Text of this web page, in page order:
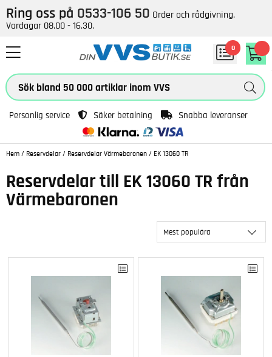
Ring oss på 0533-106 50 Order och rådgivning.
Vardagar 08.00 - 16.30.
0
Personlig service Säker betalning Snabba leveranser
Hem / Reservdelar / Reservdelar Värmebaronen / EK 13060 TR
Reservdelar till EK 13060 TR från
Värmebaronen
Mest populära